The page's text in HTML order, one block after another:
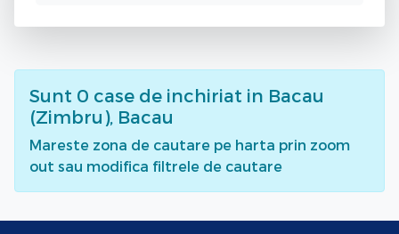
Sunt 0 case de inchiriat in Bacau
(Zimbru), Bacau
Mareste zona de cautare pe harta prin zoom
out sau modifica filtrele de cautare